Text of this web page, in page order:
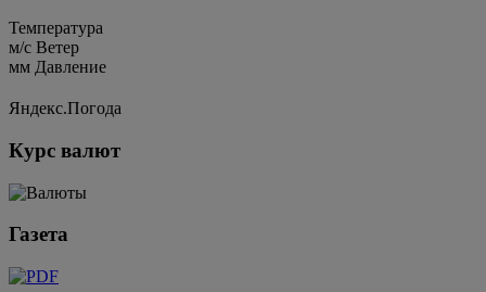
Температура
м/c Ветер
мм Давление
Яндекс.Погода
Курс валют
Газета